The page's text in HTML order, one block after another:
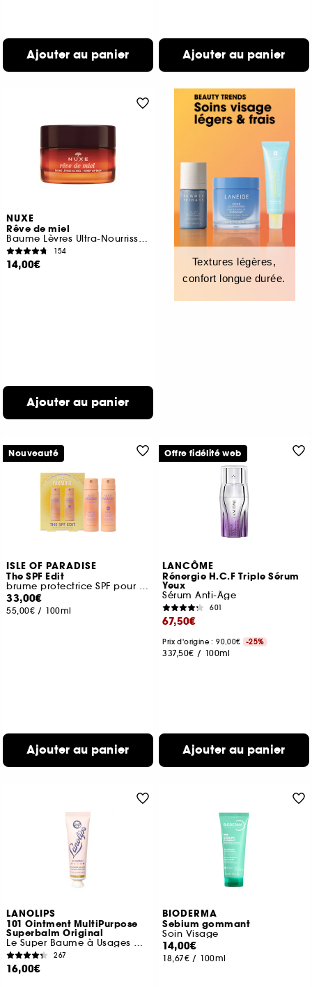
Ajouter au panier Ajouter au panier
NUXE
Rêve de miel
Baume Lèvres Ultra-Nourrissant
154
14,00€
Ajouter au panier
Textures légères,
confort longue durée.
ISLE OF PARADISE
The SPF Edit
brume protectrice SPF pour le visage et le corps
33,00€
55,00€ / 100ml
Ajouter au panier
Nouveauté
LANCÔME
Rénergie H.C.F Triple Sérum
Yeux
Sérum Anti-Âge
601
67,50€
Prix d'origine : 90,00€ -25%
337,50€ / 100ml
Ajouter au panier
Offre fidélité web
LANOLIPS
101 Ointment MultiPurpose
Superbalm Original
Le Super Baume à Usages Multiples
267
16,00€
BIODERMA
Sebium gommant
Soin Visage
14,00€
18,67€ / 100ml